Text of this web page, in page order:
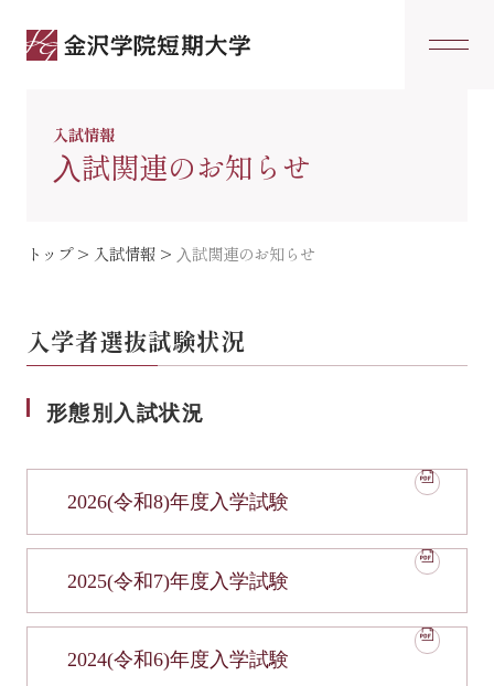
入試情報
⼊試関連のお知らせ
トップ> 入試情報> ⼊試関連のお知らせ
入学者選抜試験状況
形態別入試状況
2026(令和8)年度入学試験
2025(令和7)年度入学試験
2024(令和6)年度入学試験